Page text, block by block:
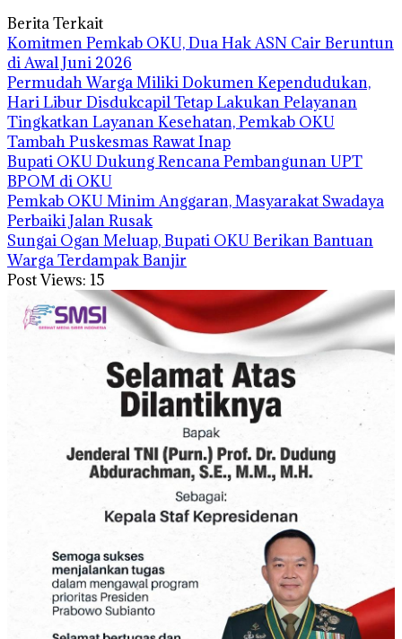
Berita Terkait
Komitmen Pemkab OKU, Dua Hak ASN Cair Beruntun
di Awal Juni 2026
Permudah Warga Miliki Dokumen Kependudukan,
Hari Libur Disdukcapil Tetap Lakukan Pelayanan
Tingkatkan Layanan Kesehatan, Pemkab OKU
Tambah Puskesmas Rawat Inap
Bupati OKU Dukung Rencana Pembangunan UPT
BPOM di OKU
Pemkab OKU Minim Anggaran, Masyarakat Swadaya
Perbaiki Jalan Rusak
Sungai Ogan Meluap, Bupati OKU Berikan Bantuan
Warga Terdampak Banjir
Post Views: 15